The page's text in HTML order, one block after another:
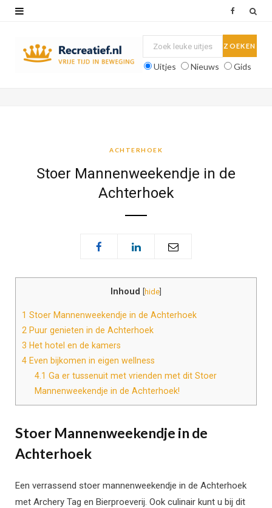
Uitjes Nieuws Gids
ACHTERHOEK
Stoer Mannenweekendje in de
Achterhoek
Inhoud hide
1 Stoer Mannenweekendje in de Achterhoek
2 Puur genieten in de Achterhoek
3 Het hotel en de kamers
4 Even bijkomen in eigen wellness
4.1 Ga er tussenuit met vrienden met dit Stoer
Mannenweekendje in de Achterhoek!
Stoer Mannenweekendje in de
Achterhoek
Een verrassend stoer mannenweekendje in de Achterhoek
met Archery Tag en Bierproeverij. Ook culinair kunt u bij dit